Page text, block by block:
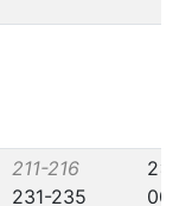
211-216
231-235